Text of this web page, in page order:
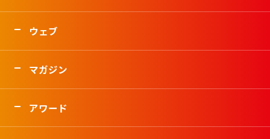
ウェブ
マガジン
アワード